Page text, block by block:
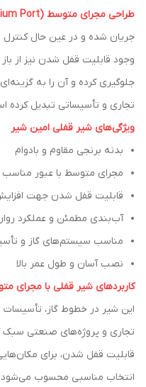
طراحی مجرای متوسط (Medium Port)
جریان شده و در عین حال
وجود قابلیت قفل شدن نیز از
جلوگیری کرده و آن را به
تجاری و تأسیساتی تبدیل کرده
ویژگی‌های شیر قفلی امین شیر
بدنه برنجی مقاوم و بادوام
مجرای متوسط با عبور مناسب
قابلیت قفل شدن جهت
آب‌بندی مطمئن و عملکرد
مناسب سیستم‌های گاز و
نصب آسان و طول عمر بالا
کاربردهای شیر قفلی با مجرای
این شیر در خطوط گاز، تأسیسات
تجاری و پروژه‌های صنعتی سبک
قابلیت قفل شدن، برای
انتخاب مناسبی محسوب می‌شود.